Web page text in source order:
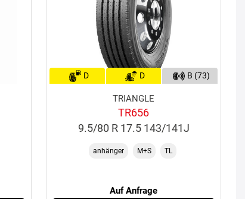
D D B (73)
TRIANGLE
TR656
9.5/80 R 17.5 143/141J
anhänger M+S TL
Auf Anfrage